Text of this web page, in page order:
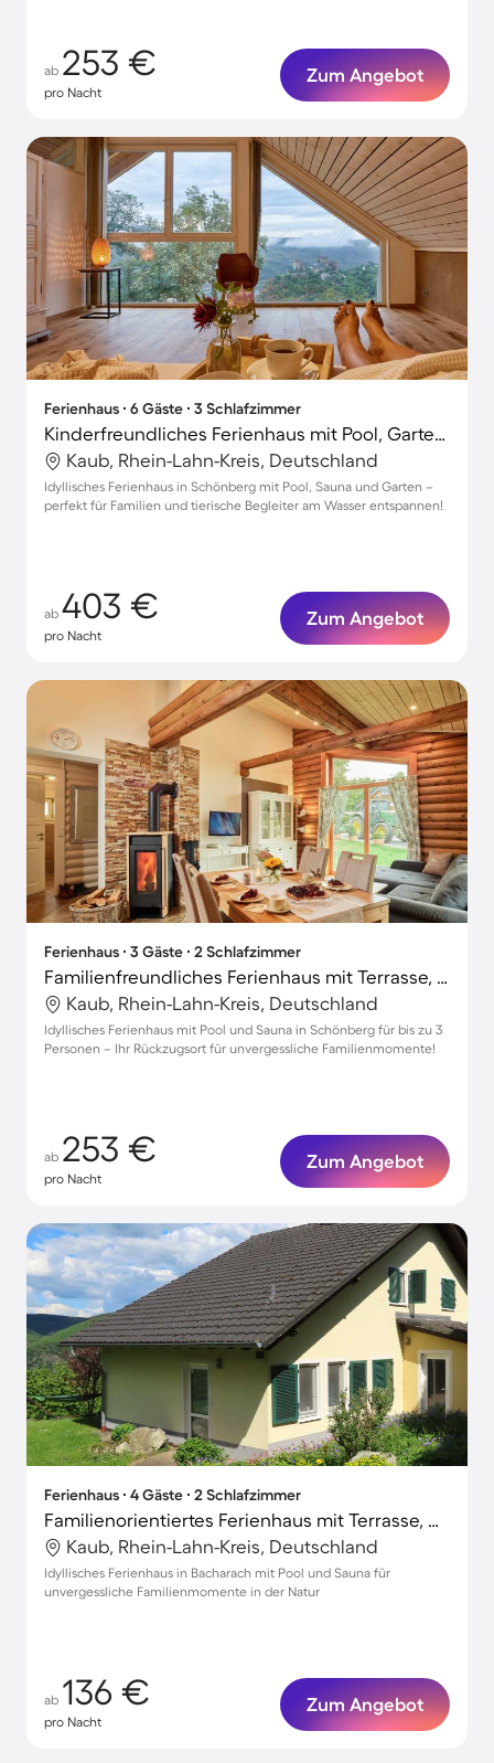
ab 253 €
pro Nacht
Zum Angebot
Ferienhaus ∙ 6 Gäste ∙ 3 Schlafzimmer
Kinderfreundliches Ferienhaus mit Pool, Garten und Grill | Haustierfreundlich
Kaub, Rhein-Lahn-Kreis, Deutschland
Idyllisches Ferienhaus in Schönberg mit Pool, Sauna und Garten –
perfekt für Familien und tierische Begleiter am Wasser entspannen!
ab 403 €
pro Nacht
Zum Angebot
Ferienhaus ∙ 3 Gäste ∙ 2 Schlafzimmer
Familienfreundliches Ferienhaus mit Terrasse, Grill und Pool | Gartenblick | Hunde erlaubt
Kaub, Rhein-Lahn-Kreis, Deutschland
Idyllisches Ferienhaus mit Pool und Sauna in Schönberg für bis zu 3
Personen – Ihr Rückzugsort für unvergessliche Familienmomente!
ab 253 €
pro Nacht
Zum Angebot
Ferienhaus ∙ 4 Gäste ∙ 2 Schlafzimmer
Familienorientiertes Ferienhaus mit Terrasse, Grill und Sauna | Haustiere sind willkommen
Kaub, Rhein-Lahn-Kreis, Deutschland
Idyllisches Ferienhaus in Bacharach mit Pool und Sauna für
unvergessliche Familienmomente in der Natur
ab 136 €
pro Nacht
Zum Angebot